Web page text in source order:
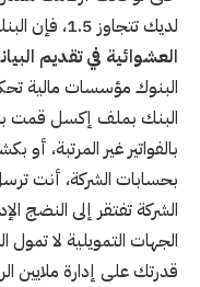
لديك تتجاوز 1.5، فإن البنك قد يرفض طلبك لسبب إداري بحت:
العشوائية في تقديم
البنوك مؤسسات مالية
البنك بملف إكسل قمت
بالفواتير غير
بحسابات الشركة، أنت
الشركة تفتقر إلى النضج
الجهات التمويلية لا
قدرتك على إدارة ملايين